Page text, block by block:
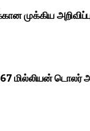
முக்கிய
மில்லியன் டொலர்